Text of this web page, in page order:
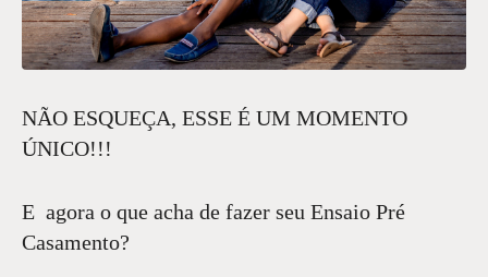
NÃO ESQUEÇA, ESSE É UM MOMENTO
ÚNICO!!!
E agora o que acha de fazer seu Ensaio Pré
Casamento?